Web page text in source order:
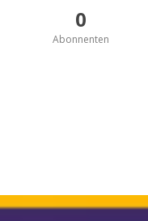
0
Abonnenten